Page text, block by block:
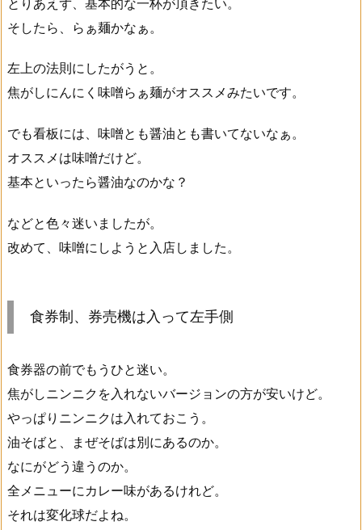
とりあえず、基本的な一杯が頂きたい。
そしたら、らぁ麺かなぁ。
左上の法則にしたがうと。
焦がしにんにく味噌らぁ麺がオススメみたいです。
でも看板には、味噌とも醤油とも書いてないなぁ。
オススメは味噌だけど。
基本といったら醤油なのかな？
などと色々迷いましたが。
改めて、味噌にしようと入店しました。
食券制、券売機は入って左手側
食券器の前でもうひと迷い。
焦がしニンニクを入れないバージョンの方が安いけど。
やっぱりニンニクは入れておこう。
油そばと、まぜそばは別にあるのか。
なにがどう違うのか。
全メニューにカレー味があるけれど。
それは変化球だよね。